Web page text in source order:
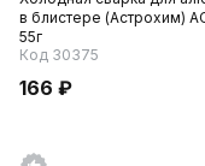
в блистере (Астрохим)
55г
Код 30375
166 ₽